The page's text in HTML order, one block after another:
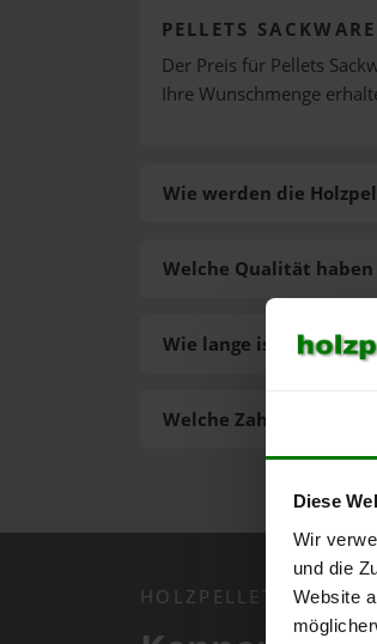
Diese
Wir
und die
Website
PELLETS SACKWARE
Der Preis für Pellets
Ihre Wunschmenge
Wie werden die
Welche Zahlungsarten
Welche Qualität haben
Wie lange ist die
HOLZPELLETS.NET